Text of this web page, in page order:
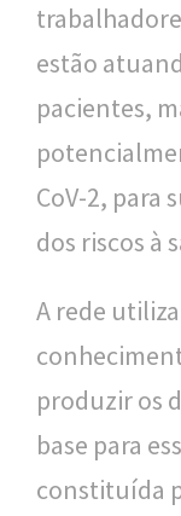
estão
pacientes,
CoV-2, para
dos riscos à
A rede
produzir os
base para
constituída